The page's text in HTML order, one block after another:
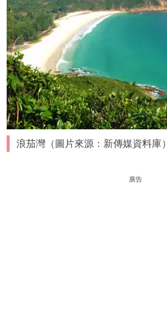
浪茄灣（圖片來源：新傳媒資料庫）
廣告